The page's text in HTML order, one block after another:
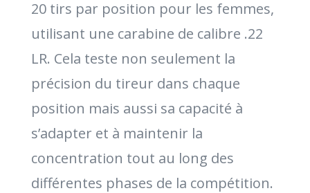
20 tirs par position pour les femmes,
utilisant une carabine de calibre .22
LR. Cela teste non seulement la
précision du tireur dans chaque
position mais aussi sa capacité à
s’adapter et à maintenir la
concentration tout au long des
différentes phases de la compétition.